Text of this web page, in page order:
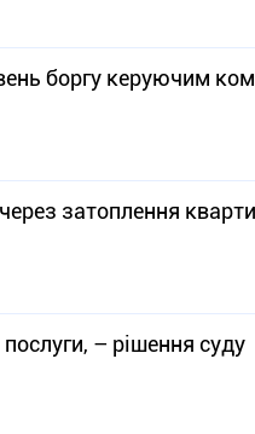
боргу керуючим
затоплення
– рішення суду